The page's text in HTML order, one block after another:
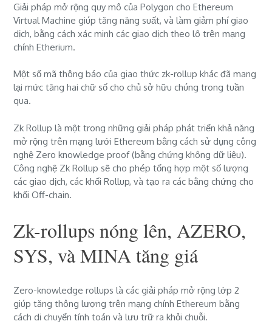
Giải pháp mở rộng quy mô của Polygon cho Ethereum
Virtual Machine giúp tăng năng suất, và làm giảm phí giao
dịch, bằng cách xác minh các giao dịch theo lô trên mạng
chính Etherium.
Một số mã thông báo của giao thức zk-rollup khác đã mang
lại mức tăng hai chữ số cho chủ sở hữu chúng trong tuần
qua.
Zk Rollup là một trong những giải pháp phát triển khả năng
mở rộng trên mạng lưới Ethereum bằng cách sử dụng công
nghệ Zero knowledge proof (bằng chứng không dữ liệu).
Công nghệ Zk Rollup sẽ cho phép tổng hợp một số lượng
các giao dịch, các khối Rollup, và tạo ra các bằng chứng cho
khối Off-chain.
Zk-rollups nóng lên, AZERO,
SYS, và MINA tăng giá
Zero-knowledge rollups là các giải pháp mở rộng lớp 2
giúp tăng thông lượng trên mạng chính Ethereum bằng
cách di chuyển tính toán và lưu trữ ra khỏi chuỗi.